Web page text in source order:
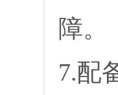
障。
7.配